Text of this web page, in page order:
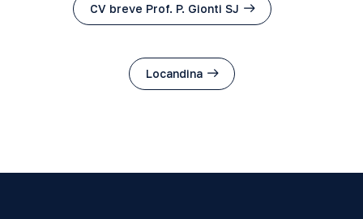
CV breve Prof. P. Gionti SJ
Locandina